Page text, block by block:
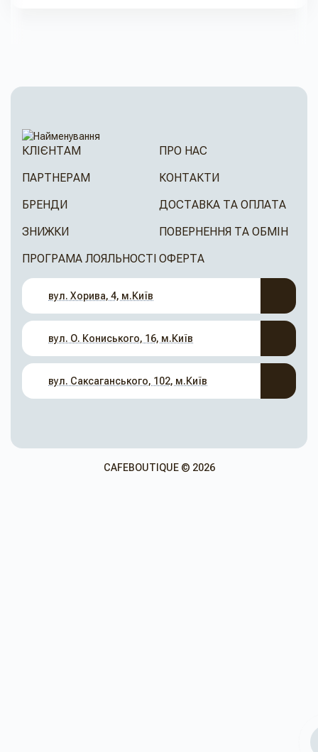
КЛІЄНТАМ
ПАРТНЕРАМ
БРЕНДИ
ЗНИЖКИ
ПРОГРАМА ЛОЯЛЬНОСТІ
ПРО НАС
КОНТАКТИ
ДОСТАВКА ТА ОПЛАТА
ПОВЕРНЕННЯ ТА ОБМІН
ОФЕРТА
вул. Хорива, 4, м.Київ
вул. О. Кониського, 16, м.Київ
вул. Саксаганського, 102, м.Київ
CAFEBOUTIQUE © 2026